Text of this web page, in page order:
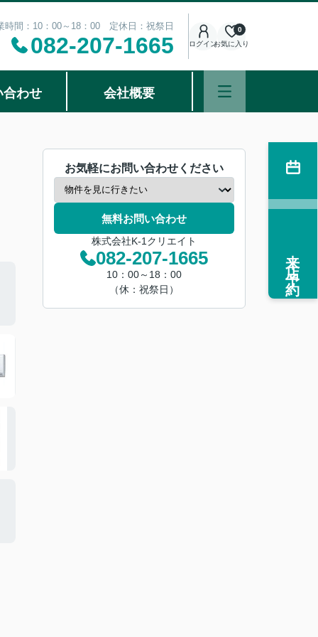
時間：10：00～18：00 定休日：祝祭日
082-207-1665 ログインお気に入り
0
合わせ 会社概要
お気軽にお問い合わせください
無料お問い合わせ
株式会社K-1クリエイト
082-207-1665
10：00～18：00
（休：祝祭日）
来店予約